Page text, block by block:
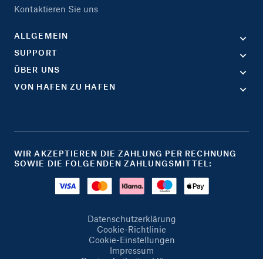
Kontaktieren Sie uns
ALLGEMEIN
SUPPORT
ÜBER UNS
VON HAFEN ZU HAFEN
WIR AKZEPTIEREN DIE ZAHLUNG PER RECHNUNG
SOWIE DIE FOLGENDEN ZAHLUNGSMITTEL:
Datenschutzerklärung
Cookie-Richtlinie
Cookie-Einstellungen
Impressum